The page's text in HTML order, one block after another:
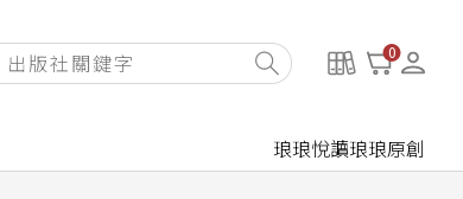
0
琅琅悅讀琅琅原創